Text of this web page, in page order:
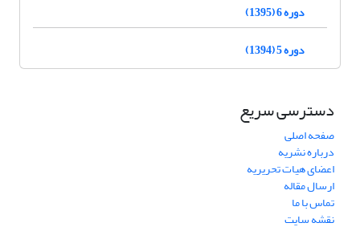
دوره 6 (1395)
دوره 5 (1394)
دسترسی سریع
صفحه اصلی
درباره نشریه
اعضای هیات تحریریه
ارسال مقاله
تماس با ما
نقشه سایت